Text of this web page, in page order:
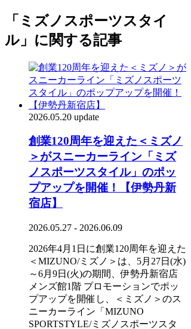
「ミズノスポーツスタイ
ル」に関する記事
2026.05.20 update
創業120周年を迎えた＜ミズノ
＞がスニーカーライン「ミズ
ノスポーツスタイル」のポッ
プアップを開催！【伊勢丹新
宿店】
2026.05.27 - 2026.06.09
2026年4月1日に創業120周年を迎えた
＜MIZUNO/ミズノ＞は、5月27日(水)
～6月9日(火)の期間、伊勢丹新宿店
メンズ館1階 プロモーションでポッ
プアップを開催し、＜ミズノ＞のス
ニーカーライン「MIZUNO
SPORTSTYLE/ミズノスポーツスタ